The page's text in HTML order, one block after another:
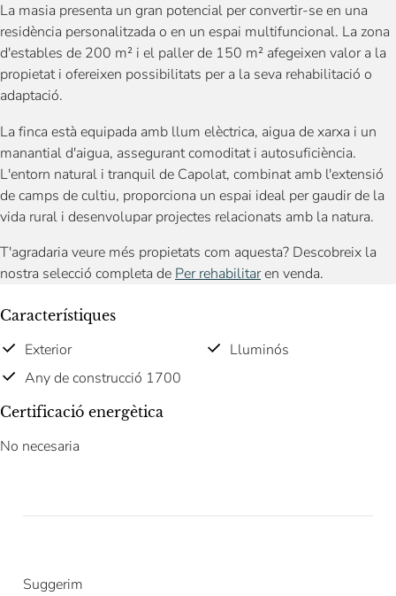
La masia presenta un gran potencial per convertir-se en una
residència personalitzada o en un espai multifuncional. La zona
d'estables de 200 m² i el paller de 150 m² afegeixen valor a la
propietat i ofereixen possibilitats per a la seva rehabilitació o
adaptació.
La finca està equipada amb llum elèctrica, aigua de xarxa i un
manantial d'aigua, assegurant comoditat i autosuficiència.
L'entorn natural i tranquil de Capolat, combinat amb l'extensió
de camps de cultiu, proporciona un espai ideal per gaudir de la
vida rural i desenvolupar projectes relacionats amb la natura.
T'agradaria veure més propietats com aquesta? Descobreix la
nostra selecció completa de Per rehabilitaren venda.
Característiques
Exterior
Lluminós
Any de construcció 1700
Certificació energètica
No necesaria
Suggerim